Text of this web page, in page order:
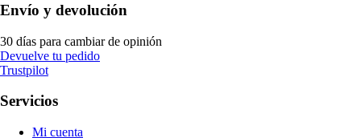
Envío y devolución
30 días para cambiar de opinión
Devuelve tu pedido
Trustpilot
Servicios
Mi cuenta